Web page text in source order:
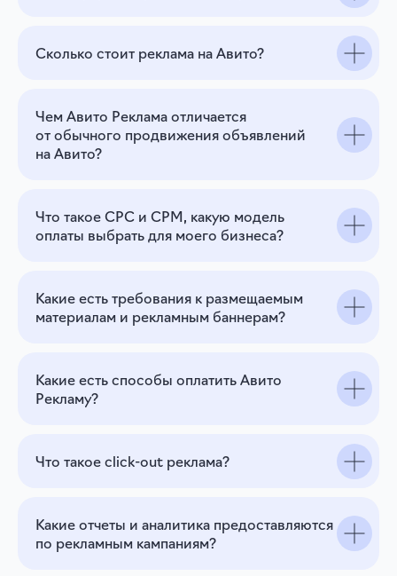
Сколько стоит реклама на Авито?
Чем Авито Реклама отличается
от обычного продвижения объявлений
на Авито?
Что такое CPC и CPM, какую модель
оплаты выбрать для моего бизнеса?
Какие есть требования к размещаемым
материалам и рекламным баннерам?
Какие есть способы оплатить Авито
Рекламу?
Что такое click-out реклама?
Какие отчеты и аналитика предоставляются
по рекламным кампаниям?